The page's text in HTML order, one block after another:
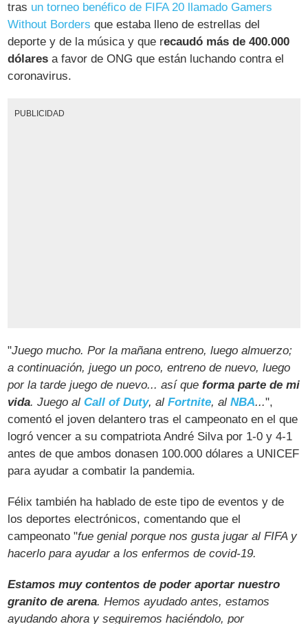
tras un torneo benéfico de FIFA 20 llamado Gamers
Without Borders que estaba lleno de estrellas del
deporte y de la música y que recaudó más de 400.000
dólares a favor de ONG que están luchando contra el
coronavirus.
PUBLICIDAD
"Juego mucho. Por la mañana entreno, luego almuerzo;
a continuación, juego un poco, entreno de nuevo, luego
por la tarde juego de nuevo... así queforma parte de mi
vida. Juego alCall of Duty, alFortnite, alNBA...",
comentó el joven delantero tras el campeonato en el que
logró vencer a su compatriota André Silva por 1-0 y 4-1
antes de que ambos donasen 100.000 dólares a UNICEF
para ayudar a combatir la pandemia.
Félix también ha hablado de este tipo de eventos y de
los deportes electrónicos, comentando que el
campeonato "fue genial porque nos gusta jugar al FIFA y
hacerlo para ayudar a los enfermos de covid-19.
Estamos muy contentos de poder aportar nuestro
granito de arena. Hemos ayudado antes, estamos
ayudando ahora y seguiremos haciéndolo, por